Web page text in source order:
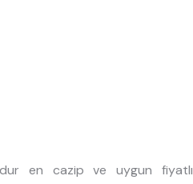
en cazip ve uygun fiyatlı